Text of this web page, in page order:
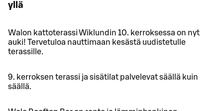
yllä
Walon kattoterassi Wiklundin 10. kerroksessa on nyt
auki! Tervetuloa nauttimaan kesästä uudistetulle
terassille.
9. kerroksen terassi ja sisätilat palvelevat säällä kuin
säällä.